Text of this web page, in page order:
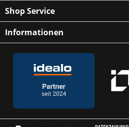
Shop Service
Informationen